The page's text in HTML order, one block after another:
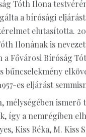
Tóth Ilona
a bírósági
elutasította.
Ilonának is
a Fővárosi Bíróság
bűncselekmény
es eljárást
mélységében ismerő
így a nemrégiben
Kiss Réka, M. Kiss